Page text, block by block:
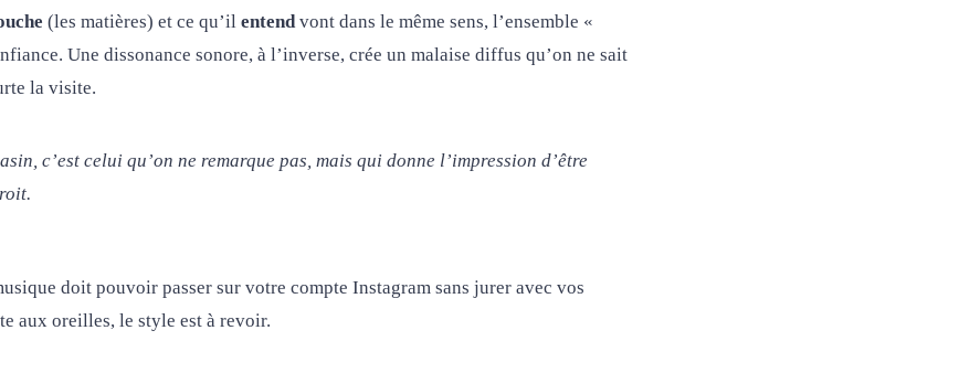
(les matières) et ce qu’il entend vont dans le même sens, l’ensemble «
Une dissonance sonore, à l’inverse, crée un malaise diffus qu’on ne sait
la visite.
c’est celui qu’on ne remarque pas, mais qui donne l’impression d’être
doit pouvoir passer sur votre compte Instagram sans jurer avec vos
aux oreilles, le style est à revoir.